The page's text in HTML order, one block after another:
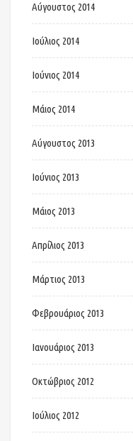
Αύγουστος 2014
Ιούλιος 2014
Ιούνιος 2014
Μάιος 2014
Αύγουστος 2013
Ιούνιος 2013
Μάιος 2013
Απρίλιος 2013
Μάρτιος 2013
Φεβρουάριος 2013
Ιανουάριος 2013
Οκτώβριος 2012
Ιούλιος 2012